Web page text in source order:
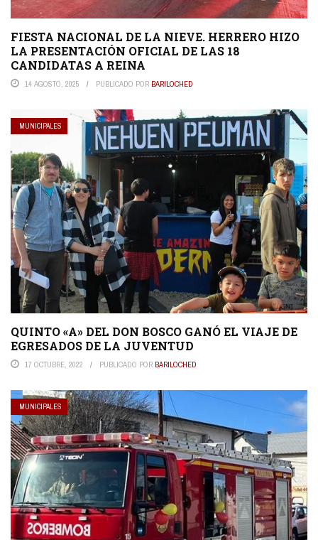
FIESTA NACIONAL DE LA NIEVE. HERRERO HIZO
LA PRESENTACIÓN OFICIAL DE LAS 18
CANDIDATAS A REINA
14 AGOSTO, 2025 PUBLICADO POR BARILOCHED
MUNICIPALES
QUINTO «A» DEL DON BOSCO GANÓ EL VIAJE DE
EGRESADOS DE LA JUVENTUD
17 OCTUBRE, 2022 PUBLICADO POR BARILOCHED
MUNICIPALES